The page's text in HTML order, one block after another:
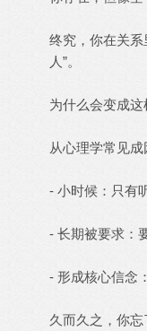
终究，你在关系
人”。
为什么会变成这
从心理学常见
- 小时候：只有
- 长期被要求：
- 形成核心信念
久而久之，你忘